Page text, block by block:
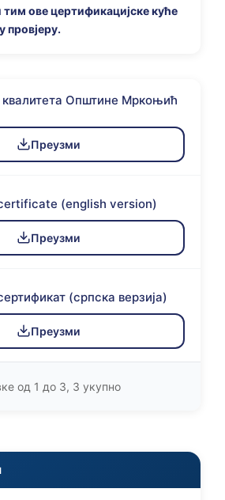
ове цертификацијске куће
провјеру.
квалитета Општине Мркоњић
Преузми
(english version)
Преузми
(српска верзија)
Преузми
од 1 до 3, 3 укупно